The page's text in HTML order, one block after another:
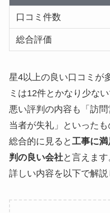
口コミ件数
総合評価
星4以上の良い口コミが
ミは12件とかなり少ない
悪い評判の内容も「訪
当者が失礼」といったも
総合的に見ると 工事に
判の良い会社と言えます
詳しい内容を以下で解説